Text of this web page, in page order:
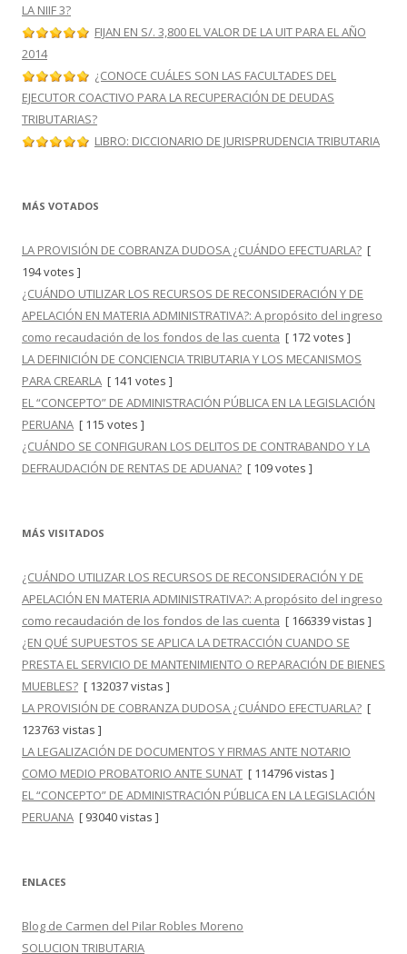
LA NIIF 3?
FIJAN EN S/. 3,800 EL VALOR DE LA UIT PARA EL AÑO
2014
¿CONOCE CUÁLES SON LAS FACULTADES DEL
EJECUTOR COACTIVO PARA LA RECUPERACIÓN DE DEUDAS
TRIBUTARIAS?
LIBRO: DICCIONARIO DE JURISPRUDENCIA TRIBUTARIA
MÁS VOTADOS
LA PROVISIÓN DE COBRANZA DUDOSA ¿CUÁNDO EFECTUARLA? [
194 votes ]
¿CUÁNDO UTILIZAR LOS RECURSOS DE RECONSIDERACIÓN Y DE
APELACIÓN EN MATERIA ADMINISTRATIVA?: A propósito del ingreso
como recaudación de los fondos de las cuenta [ 172 votes ]
LA DEFINICIÓN DE CONCIENCIA TRIBUTARIA Y LOS MECANISMOS
PARA CREARLA [ 141 votes ]
EL “CONCEPTO” DE ADMINISTRACIÓN PÚBLICA EN LA LEGISLACIÓN
PERUANA [ 115 votes ]
¿CUÁNDO SE CONFIGURAN LOS DELITOS DE CONTRABANDO Y LA
DEFRAUDACIÓN DE RENTAS DE ADUANA? [ 109 votes ]
MÁS VISITADOS
¿CUÁNDO UTILIZAR LOS RECURSOS DE RECONSIDERACIÓN Y DE
APELACIÓN EN MATERIA ADMINISTRATIVA?: A propósito del ingreso
como recaudación de los fondos de las cuenta [ 166339 vistas ]
¿EN QUÉ SUPUESTOS SE APLICA LA DETRACCIÓN CUANDO SE
PRESTA EL SERVICIO DE MANTENIMIENTO O REPARACIÓN DE BIENES
MUEBLES? [ 132037 vistas ]
LA PROVISIÓN DE COBRANZA DUDOSA ¿CUÁNDO EFECTUARLA? [
123763 vistas ]
LA LEGALIZACIÓN DE DOCUMENTOS Y FIRMAS ANTE NOTARIO
COMO MEDIO PROBATORIO ANTE SUNAT [ 114796 vistas ]
EL “CONCEPTO” DE ADMINISTRACIÓN PÚBLICA EN LA LEGISLACIÓN
PERUANA [ 93040 vistas ]
ENLACES
Blog de Carmen del Pilar Robles Moreno
SOLUCION TRIBUTARIA